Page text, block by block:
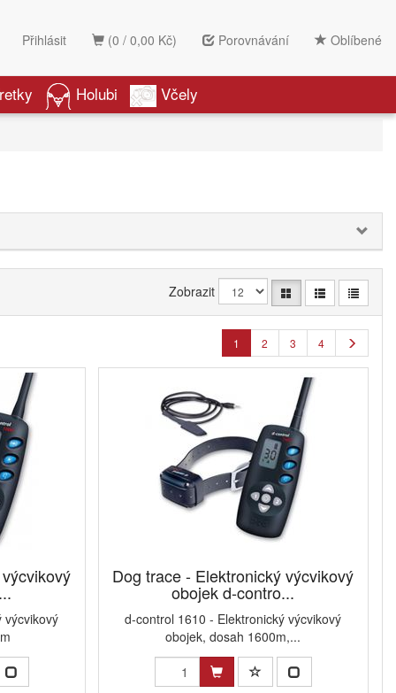
(0 / 0,00 Kč) Porovnávání Oblíbené
Přihlásit
Holubi Včely
Zobrazit
1 2 3 4
výcvikový
Dog trace - Elektronický výcvikový
obojek d-contro...
d-control 1610 - Elektronický výcvikový
obojek, dosah 1600m,...